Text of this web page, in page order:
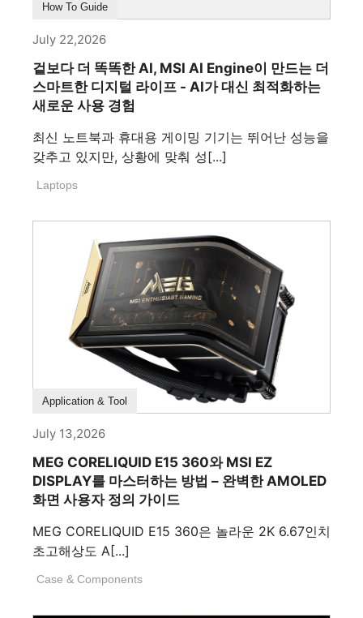
How To Guide
July 22,2026
겉보다 더 똑똑한 AI, MSI AI Engine이 만드는 더
스마트한 디지털 라이프 - AI가 대신 최적화하는
새로운 사용 경험
최신 노트북과 휴대용 게이밍 기기는 뛰어난 성능을
갖추고 있지만, 상황에 맞춰 성[...]
Laptops
How To Guide
Application & Tool
July 13,2026
MEG CORELIQUID E15 360와 MSI EZ
DISPLAY를 마스터하는 방법 – 완벽한 AMOLED
화면 사용자 정의 가이드
MEG CORELIQUID E15 360은 놀라운 2K 6.67인치
초고해상도 A[...]
Case & Components